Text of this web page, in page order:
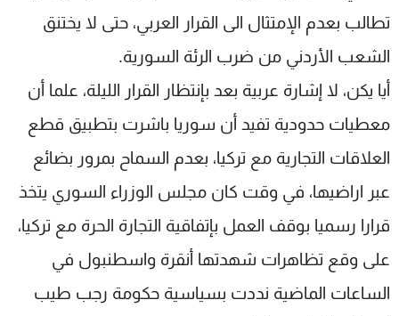
تطالب بعدم الإمتثال الى القرار العربي، حتى لا يختنق
الشعب الأردني من ضرب الرئة السورية.
أيا يكن، لا إشارة عربية بعد بإنتظار القرار الليلة، علما أن
معطيات حدودية تفيد أن سوريا باشرت بتطبيق قطع
العلاقات التجارية مع تركيا، بعدم السماح بمرور بضائع
عبر اراضيها، في وقت كان مجلس الوزراء السوري يتخذ
قرارا رسميا بوقف العمل بإتفاقية التجارة الحرة مع تركيا،
على وقع تظاهرات شهدتها أنقرة واسطنبول في
الساعات الماضية نددت بسياسية حكومة رجب طيب